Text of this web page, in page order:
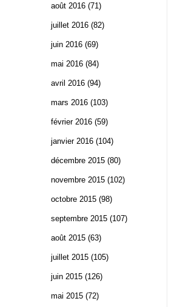
août 2016 (71)
juillet 2016 (82)
juin 2016 (69)
mai 2016 (84)
avril 2016 (94)
mars 2016 (103)
février 2016 (59)
janvier 2016 (104)
décembre 2015 (80)
novembre 2015 (102)
octobre 2015 (98)
septembre 2015 (107)
août 2015 (63)
juillet 2015 (105)
juin 2015 (126)
mai 2015 (72)